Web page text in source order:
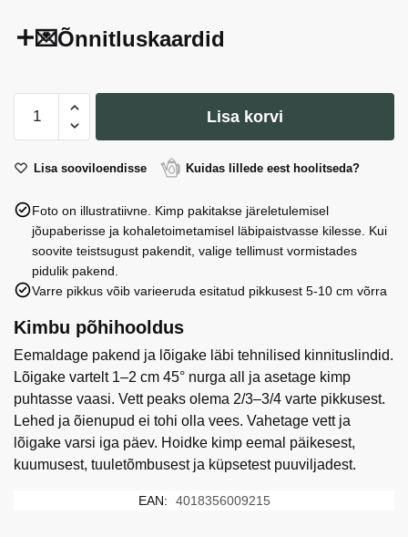
💌Õnnitluskaardid
BREZELINO
Soolapulgad-
150g
Lisa korvi
Lisa sooviloendisse Kuidas lillede eest hoolitseda?
Foto on illustratiivne. Kimp pakitakse järeletulemisel
jõupaberisse ja kohaletoimetamisel läbipaistvasse kilesse. Kui
soovite teistsugust pakendit, valige tellimust vormistades
pidulik pakend.
Varre pikkus võib varieeruda esitatud pikkusest 5-10 cm võrra
Kimbu põhihooldus
Eemaldage pakend ja lõigake läbi tehnilised kinnituslindid.
Lõigake vartelt 1–2 cm 45° nurga all ja asetage kimp
puhtasse vaasi. Vett peaks olema 2/3–3/4 varte pikkusest.
Lehed ja õienupud ei tohi olla vees. Vahetage vett ja
lõigake varsi iga päev. Hoidke kimp eemal päikesest,
kuumusest, tuuletõmbusest ja küpsetest puuviljadest.
EAN: 4018356009215